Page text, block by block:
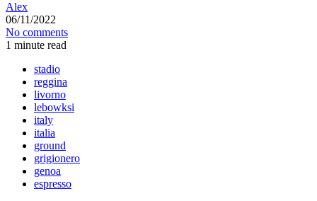
Alex
06/11/2022
No comments
1 minute read
stadio
reggina
livorno
lebowksi
italy
italia
ground
grigionero
genoa
espresso